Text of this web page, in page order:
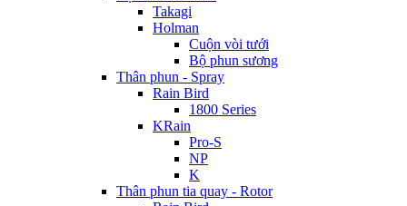
Takagi
Holman
Cuộn vòi tưới
Bộ phun sương
Thân phun - Spray
Rain Bird
1800 Series
KRain
Pro-S
NP
K
Thân phun tia quay - Rotor